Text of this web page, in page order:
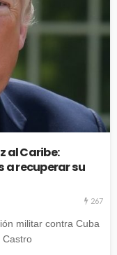
al Caribe:
a recuperar su
267
militar contra Cuba
Castro